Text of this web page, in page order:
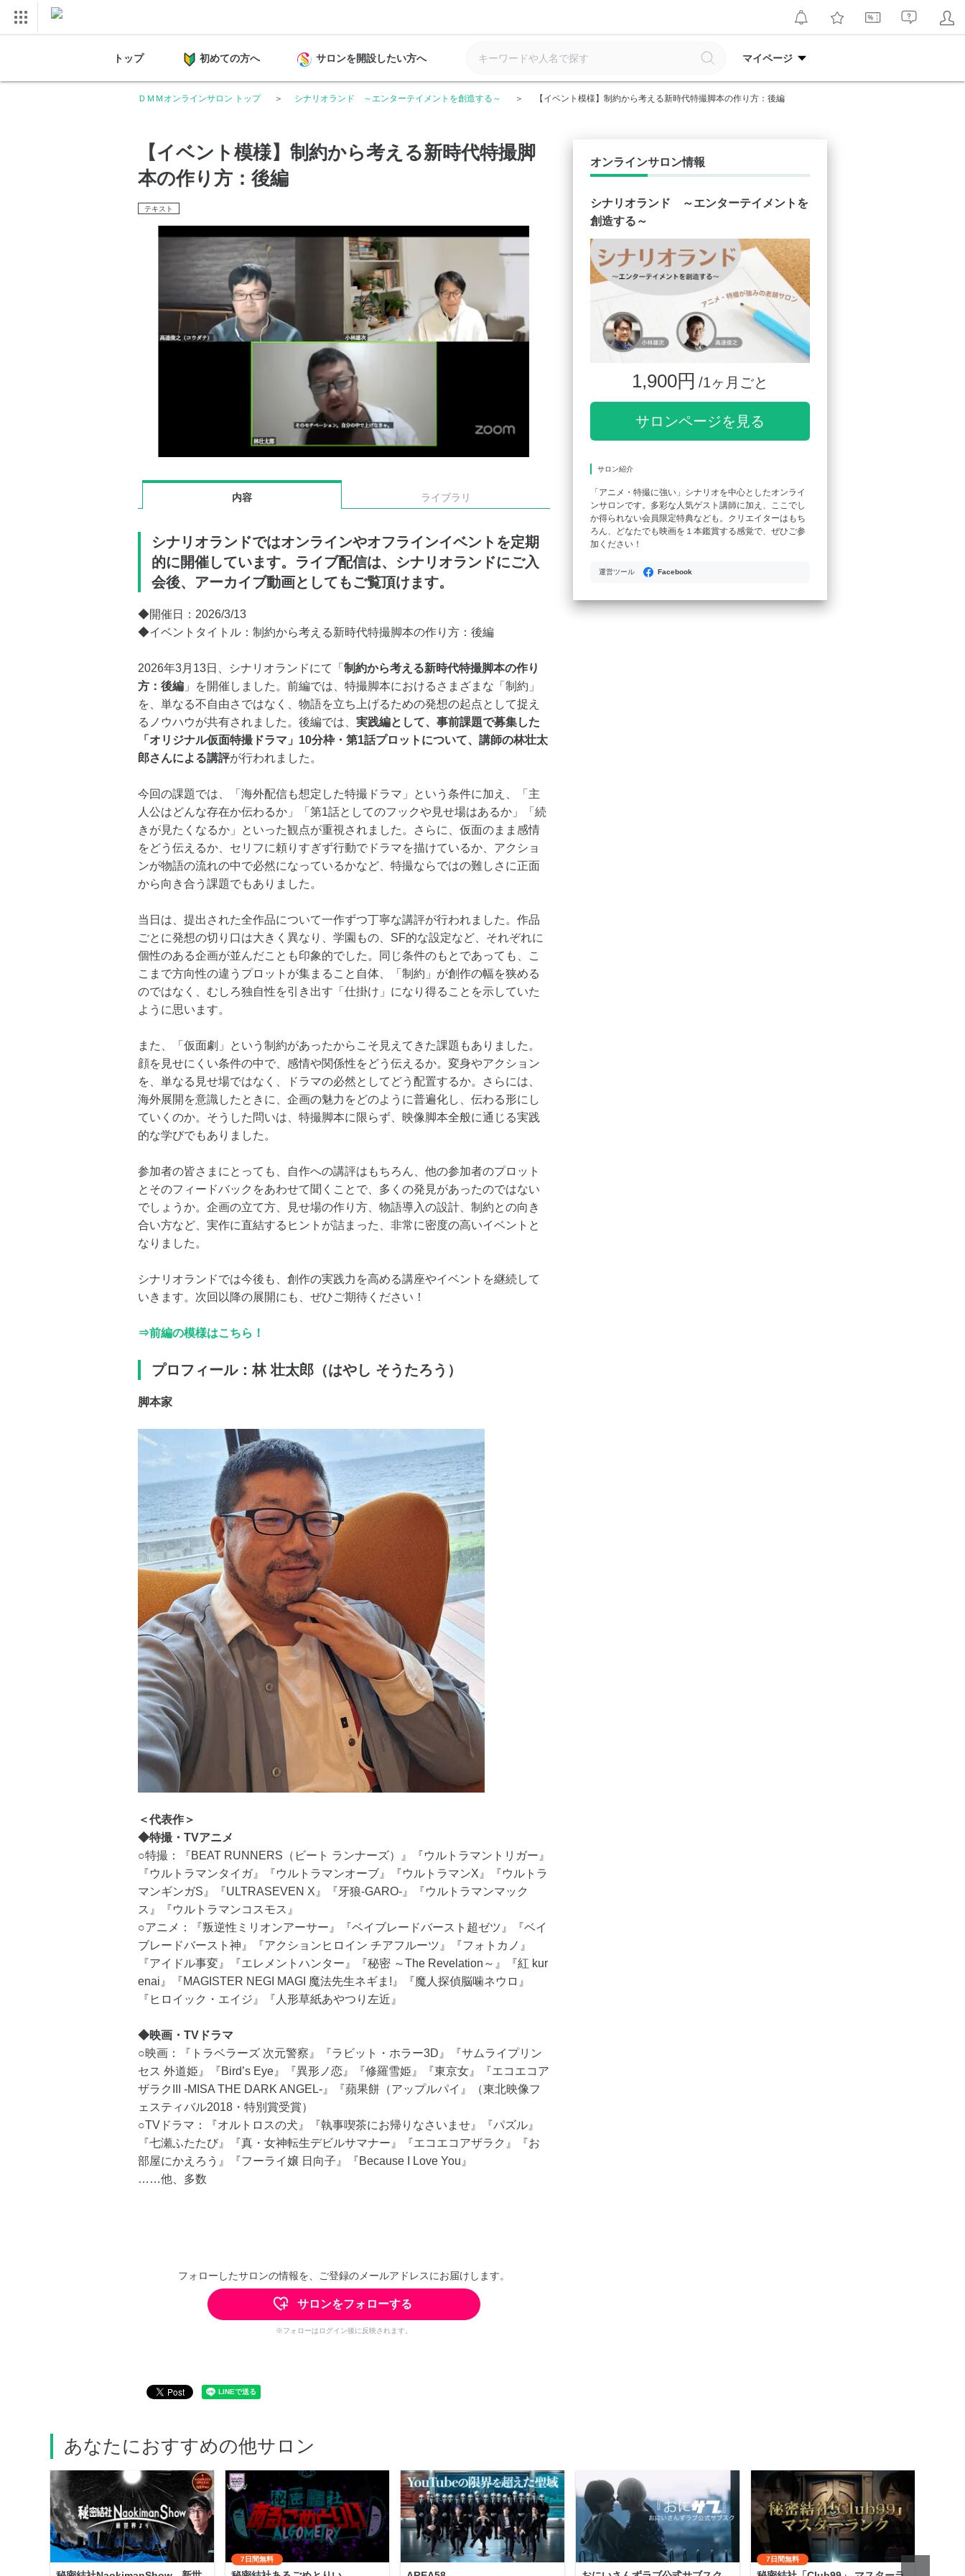
トップ 初めての方へ サロンを開設したい方へ マイページ
ＤＭＭオンラインサロン トップ シナリオランド ～エンターテイメントを創造する～ 【イベント模様】制約から考える新時代特撮脚本の作り方：後編
【イベント模様】制約から考える新時代特撮脚
本の作り方：後編
テキスト
内容 ライブラリ
シナリオランドではオンラインやオフラインイベントを定期
的に開催しています。ライブ配信は、シナリオランドにご入
会後、アーカイブ動画としてもご覧頂けます。
◆開催日：2026/3/13
◆イベントタイトル：制約から考える新時代特撮脚本の作り方：後編
2026年3月13日、シナリオランドにて「 制約から考える新時代特撮脚本の作り
方：後編 」を開催しました。前編では、特撮脚本におけるさまざまな「制約」
を、単なる不自由さではなく、物語を立ち上げるための発想の起点として捉え
るノウハウが共有されました。後編では、 実践編として、事前課題で募集した
「オリジナル仮面特撮ドラマ」10分枠・第1話プロットについて、講師の林壮太
郎さんによる講評が行われました。
今回の課題では、「海外配信も想定した特撮ドラマ」という条件に加え、「主
人公はどんな存在か伝わるか」「第1話としてのフックや見せ場はあるか」「続
きが見たくなるか」といった観点が重視されました。さらに、仮面のまま感情
をどう伝えるか、セリフに頼りすぎず行動でドラマを描けているか、アクショ
ンが物語の流れの中で必然になっているかなど、特撮ならではの難しさに正面
から向き合う課題でもありました。
当日は、提出された全作品について一作ずつ丁寧な講評が行われました。作品
ごとに発想の切り口は大きく異なり、学園もの、SF的な設定など、それぞれに
個性のある企画が並んだことも印象的でした。同じ条件のもとであっても、こ
こまで方向性の違うプロットが集まること自体、「制約」が創作の幅を狭める
のではなく、むしろ独自性を引き出す「仕掛け」になり得ることを示していた
ように思います。
また、「仮面劇」という制約があったからこそ見えてきた課題もありました。
顔を見せにくい条件の中で、感情や関係性をどう伝えるか。変身やアクション
を、単なる見せ場ではなく、ドラマの必然としてどう配置するか。さらには、
海外展開を意識したときに、企画の魅力をどのように普遍化し、伝わる形にし
ていくのか。そうした問いは、特撮脚本に限らず、映像脚本全般に通じる実践
的な学びでもありました。
参加者の皆さまにとっても、自作への講評はもちろん、他の参加者のプロット
とそのフィードバックをあわせて聞くことで、多くの発見があったのではない
でしょうか。企画の立て方、見せ場の作り方、物語導入の設計、制約との向き
合い方など、実作に直結するヒントが詰まった、非常に密度の高いイベントと
なりました。
シナリオランドでは今後も、創作の実践力を高める講座やイベントを継続して
いきます。次回以降の展開にも、ぜひご期待ください！
⇒前編の模様はこちら！
プロフィール：林 壮太郎（はやし そうたろう）
脚本家
＜代表作＞
◆特撮・TVアニメ
○特撮：『BEAT RUNNERS（ビート ランナーズ）』『ウルトラマントリガー』
『ウルトラマンタイガ』『ウルトラマンオーブ』『ウルトラマンX』『ウルトラ
マンギンガS』『ULTRASEVEN X』『牙狼-GARO-』『ウルトラマンマック
ス』『ウルトラマンコスモス』
○アニメ：『叛逆性ミリオンアーサー』『ベイブレードバースト超ゼツ』『ベイ
ブレードバースト神』『アクションヒロイン チアフルーツ』『フォトカノ』
『アイドル事変』『エレメントハンター』『秘密 ～The Revelation～』『紅 kur
enai』『MAGISTER NEGI MAGI 魔法先生ネギま!』『魔人探偵脳噛ネウロ』
『ヒロイック・エイジ』『人形草紙あやつり左近』
◆映画・TVドラマ
○映画：『トラベラーズ 次元警察』『ラビット・ホラー3D』『サムライプリン
セス 外道姫』『Bird’s Eye』『異形ノ恋』『修羅雪姫』『東京女』『エコエコア
ザラクIII -MISA THE DARK ANGEL-』『蘋果餅（アップルパイ』（東北映像フ
ェスティバル2018・特別賞受賞）
○TVドラマ：『オルトロスの犬』『執事喫茶にお帰りなさいませ』『パズル』
『七瀬ふたたび』『真・女神転生デビルサマナー』『エコエコアザラク』『お
部屋にかえろう』『フーライ嬢 日向子』『Because I Love You』
……他、多数
フォローしたサロンの情報を、ご登録のメールアドレスにお届けします。
サロンをフォローする
※フォローはログイン後に反映されます。
オンラインサロン情報
シナリオランド ～エンターテイメントを
創造する～
1,900円 /1ヶ月ごと
サロンページを見る
サロン紹介
「アニメ・特撮に強い」シナリオを中心としたオンライ
ンサロンです。多彩な人気ゲスト講師に加え、ここでし
か得られない会員限定特典なども。クリエイターはもち
ろん、どなたでも映画を１本鑑賞する感覚で、ぜひご参
加ください！
運営ツール Facebook
あなたにおすすめの他サロン
7日間無料 7日間無料